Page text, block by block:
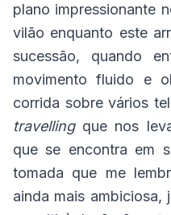
plano impressionante
vilão enquanto este
sucessão, quando
movimento fluido e
corrida sobre vários
travellingque nos
que se encontra em
tomada que me
ainda mais ambiciosa,